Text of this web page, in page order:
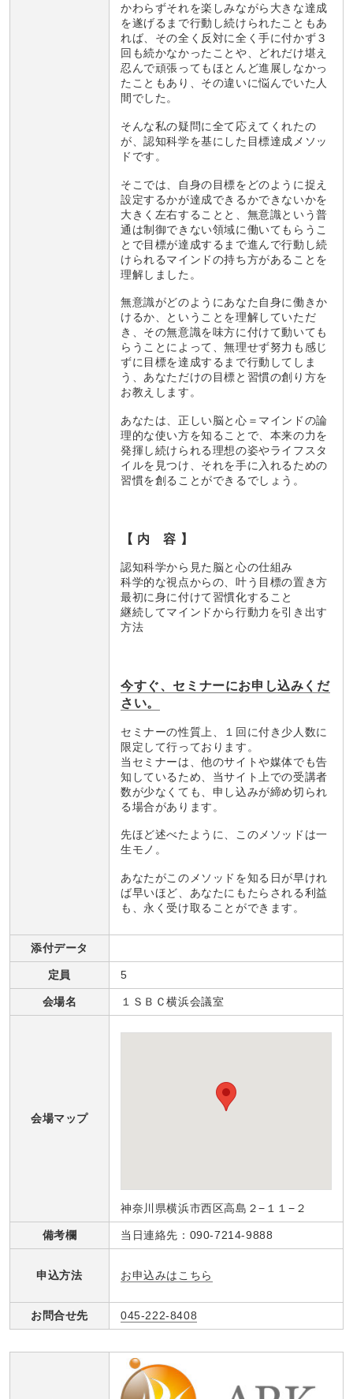
かわらずそれを楽しみながら大きな達成
を遂げるまで行動し続けられたこともあ
れば、その全く反対に全く手に付かず３
回も続かなかったことや、どれだけ堪え
忍んで頑張ってもほとんど進展しなかっ
たこともあり、その違いに悩んでいた人
間でした。
そんな私の疑問に全て応えてくれたの
が、認知科学を基にした目標達成メソッ
ドです。
そこでは、自身の目標をどのように捉え
設定するかが達成できるかできないかを
大きく左右することと、無意識という普
通は制御できない領域に働いてもらうこ
とで目標が達成するまで進んで行動し続
けられるマインドの持ち方があることを
理解しました。
無意識がどのようにあなた自身に働きか
けるか、ということを理解していただ
き、その無意識を味方に付けて動いても
らうことによって、無理せず努力も感じ
ずに目標を達成するまで行動してしま
う、あなただけの目標と習慣の創り方を
お教えします。
あなたは、正しい脳と心＝マインドの論
理的な使い方を知ることで、本来の力を
発揮し続けられる理想の姿やライフスタ
イルを見つけ、それを手に入れるための
習慣を創ることができるでしょう。
【 内 容 】
認知科学から見た脳と心の仕組み
科学的な視点からの、叶う目標の置き方
最初に身に付けて習慣化すること
継続してマインドから行動力を引き出す
方法
今すぐ、セミナーにお申し込みくだ
さい。
セミナーの性質上、１回に付き少人数に
限定して行っております。
当セミナーは、他のサイトや媒体でも告
知しているため、当サイト上での受講者
数が少なくても、申し込みが締め切られ
る場合があります。
先ほど述べたように、このメソッドは一
生モノ。
あなたがこのメソッドを知る日が早けれ
ば早いほど、あなたにもたらされる利益
も、永く受け取ることができます。
添付データ
定員 5
会場名 １ＳＢＣ横浜会議室
会場マップ
神奈川県横浜市西区高島２−１１−２
備考欄 当日連絡先：090-7214-9888
申込方法 お申込みはこちら
お問合せ先 045-222-8408